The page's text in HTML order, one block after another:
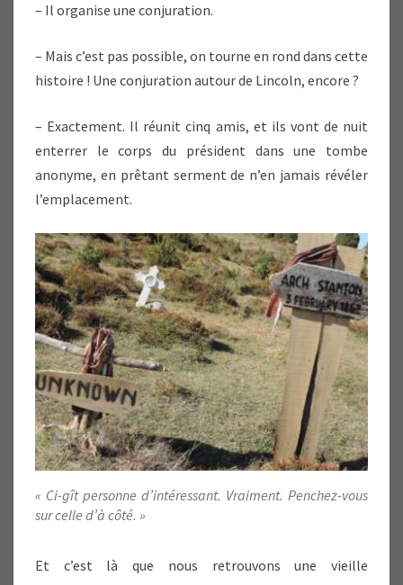
– Il organise une conjuration.
– Mais c’est pas possible, on tourne en rond dans cette
histoire ! Une conjuration autour de Lincoln, encore ?
– Exactement. Il réunit cinq amis, et ils vont de nuit
enterrer le corps du président dans une tombe
anonyme, en prêtant serment de n’en jamais révéler
l’emplacement.
« Ci-gît personne d’intéressant. Vraiment. Penchez-vous
sur celle d’à côté. »
Et c’est là que nous retrouvons une vieille